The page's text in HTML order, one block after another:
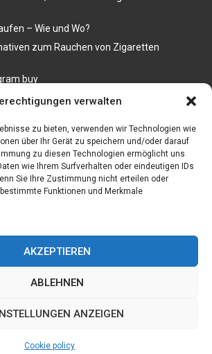
verwalten
zu bieten, verwenden wir Technologien wie
über Ihr Gerät zu speichern und/oder darauf
zu diesen Technologien ermöglicht uns
wie Ihrem Surfverhalten oder eindeutigen IDs
Sie Ihre Zustimmung nicht erteilen oder
Funktionen und Merkmale
AKZEPTIEREN
ABLEHNEN
ANZEIGEN
Cookie policy
– Wie und Wo?
zum Rauchen von Zigaretten
buy
Süßkartoffeln
Fliesen mit einem eigenen Bild